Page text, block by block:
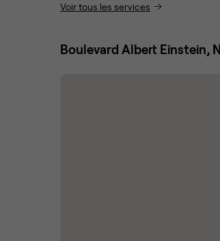
Voir tous les services
Boulevard Albert Einstein,